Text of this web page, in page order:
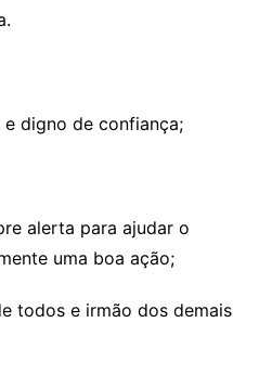
e digno de confiança;
alerta para ajudar o
uma boa ação;
todos e irmão dos demais